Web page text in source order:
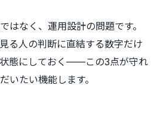
はなく、運用設計の問題です。
る人の判断に直結する数字だけ
態にしておく——この3点が守れ
いたい機能します。